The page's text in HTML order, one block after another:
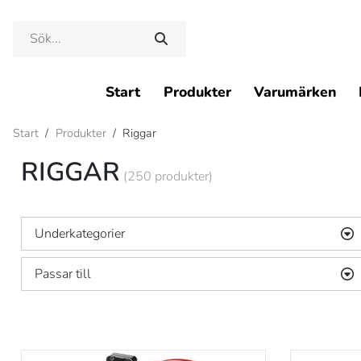
Start Produkter Varumärken
Start / Produkter / Riggar
RIGGAR (250 produkter)
Underkategorier
Bälten
Hölster
Passar till